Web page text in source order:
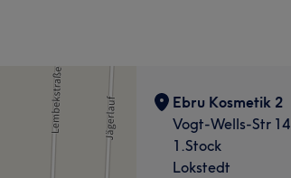
Ebru Kosmetik 2
Vogt-Wells-Str 14
1.Stock
Lokstedt